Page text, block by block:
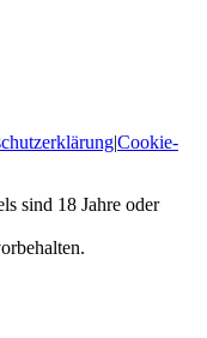
|Cookie-
sind 18 Jahre oder